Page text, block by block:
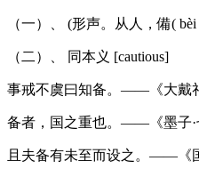
（一）、 (形声。从人，備(
（二）、 同本义 [cautious]
事戒不虞曰知备。——《大戴礼
备者，国之重也。——《墨子·
且夫备有未至而设之。——《